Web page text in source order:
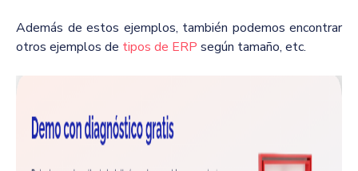
Además de estos ejemplos, también podemos encontrar
otros ejemplos de tipos de ERP según tamaño, etc.